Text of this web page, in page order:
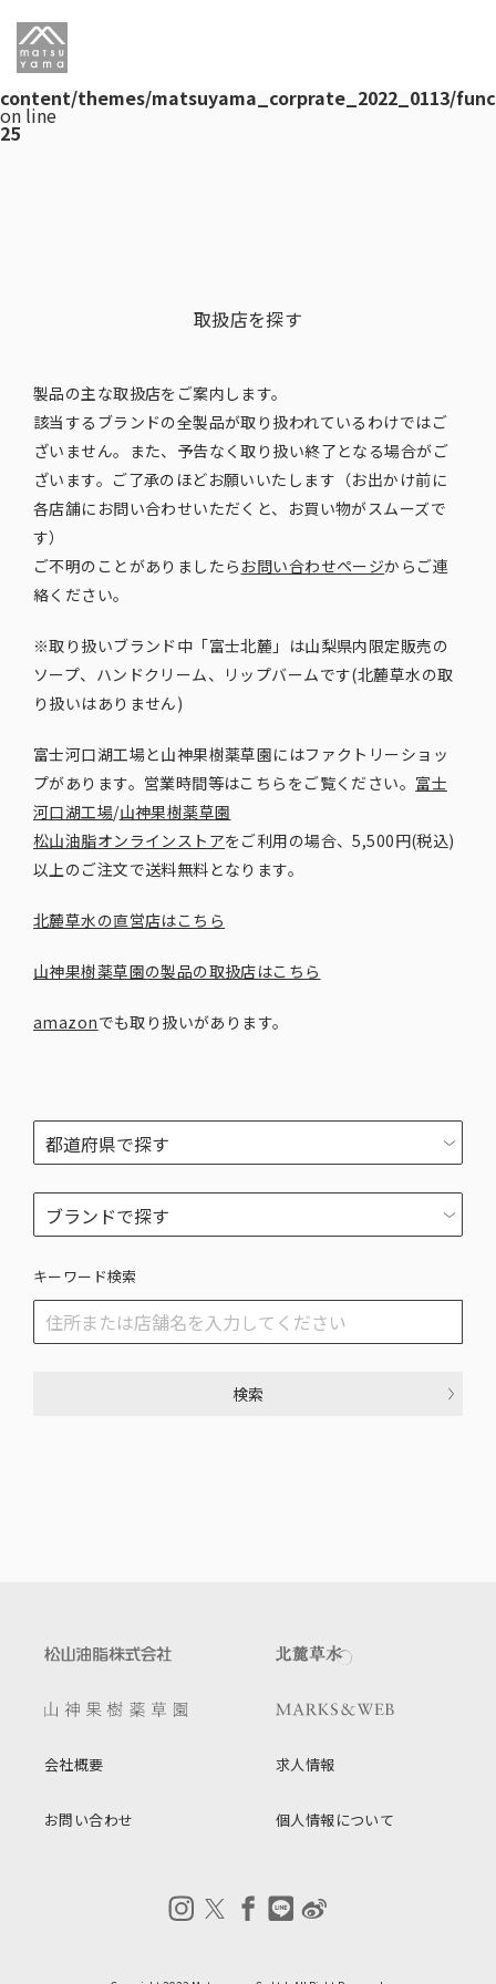
Warning
: Undefined array key "post_type" in
/var/www/html/matsu-wp-
dev/testwww.matsuyama.co.jp/wp/wp-
content/themes/matsuyama_corprate_2022_0113/
on line
25
取扱店を探す
製品の主な取扱店をご案内します。
該当するブランドの全製品が取り扱われているわけではご
ざいません。また、予告なく取り扱い終了となる場合がご
ざいます。ご了承のほどお願いいたします（お出かけ前に
各店舗にお問い合わせいただくと、お買い物がスムーズで
す）
ご不明のことがありましたら お問い合わせページからご連
絡ください。
※取り扱いブランド中「富士北麓」は山梨県内限定販売の
ソープ、ハンドクリーム、リップバームです(北麓草水の取
り扱いはありません)
富士河口湖工場と山神果樹薬草園にはファクトリーショッ
プがあります。営業時間等はこちらをご覧ください。 富士
河口湖工場/山神果樹薬草園
松山油脂オンラインストアをご利用の場合、5,500円(税込)
以上のご注文で送料無料となります。
北麓草水の直営店はこちら
山神果樹薬草園の製品の取扱店はこちら
amazonでも取り扱いがあります。
キーワード検索
会社概要 求人情報
お問い合わせ 個人情報について